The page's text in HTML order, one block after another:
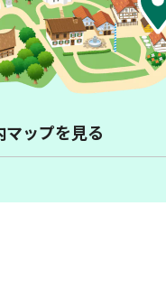
マップを見る